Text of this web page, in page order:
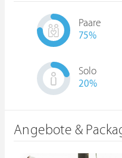
Paare
75%
Solo
20%
Angebote &